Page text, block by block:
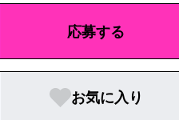
応募する
お気に入り